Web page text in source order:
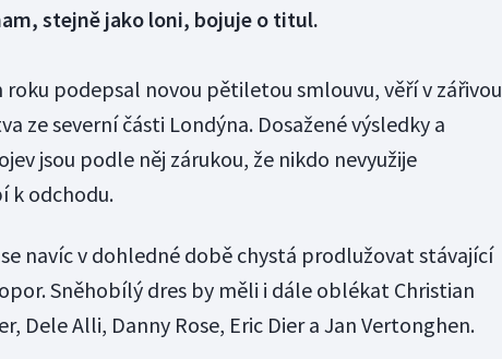
stejně jako loni, bojuje o titul.
roku podepsal novou pětiletou smlouvu, věří v zářivou
ze severní části Londýna. Dosažené výsledky a
jsou podle něj zárukou, že nikdo nevyužije
k odchodu.
navíc v dohledné době chystá prodlužovat stávající
Sněhobílý dres by měli i dále oblékat Christian
Dele Alli, Danny Rose, Eric Dier a Jan Vertonghen.